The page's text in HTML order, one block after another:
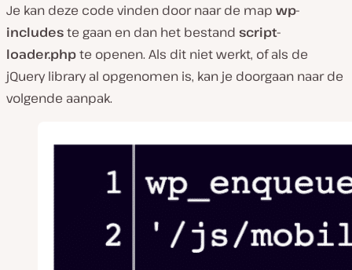
Je kan deze code vinden door naar de map wp-
includeste gaan en dan het bestand script-
loader.phpte openen. Als dit niet werkt, of als de
jQuery library al opgenomen is, kan je doorgaan naar de
volgende aanpak.